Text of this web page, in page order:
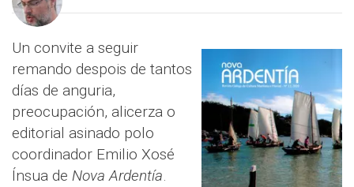
Un convite a seguir
remando despois de tantos
días de anguria,
preocupación, alicerza o
editorial asinado polo
coordinador Emilio Xosé
Ínsua de Nova Ardentía.